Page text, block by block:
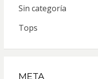
Sin categoría
Tops
META